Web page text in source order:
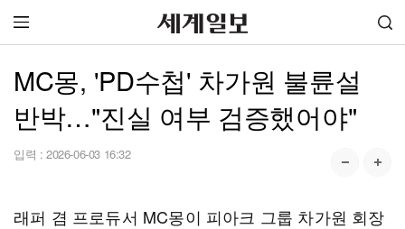
MC몽, 'PD수첩' 차가원 불륜설
반박…"진실 여부 검증했어야"
입력 : 2026-06-03 16:32
래퍼 겸 프로듀서 MC몽이 피아크 그룹 차가원 회장